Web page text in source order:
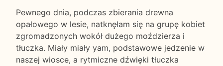
Pewnego dnia, podczas zbierania drewna
opałowego w lesie, natknęłam się na grupę kobiet
zgromadzonych wokół dużego moździerza i
tłuczka. Miały miały yam, podstawowe jedzenie w
naszej wiosce, a rytmiczne dźwięki tłuczka